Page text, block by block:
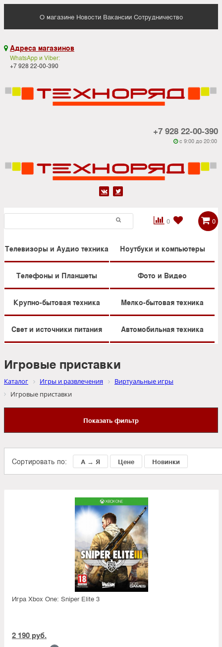
О магазине Новости Вакансии Сотрудничество
 Адреса магазинов
WhatsApp и Viber:
+7 928 22-00-390
+7 928 22-00-390
 c 9:00 до 20:00
 
0

 0
Телевизоры и Аудио техника Ноутбуки и компьютеры
Телефоны и Планшеты Фото и Видео
Крупно-бытовая техника Мелко-бытовая техника
Свет и источники питания Автомобильная техника
Игровые приставки
Каталог Игры и развлечения
Виртуальные игры
Игровые приставки
Показать фильтр
Сортировать по: А → Я Цене Новинки
Игра Xbox One: Sniper Elite 3
2 190 руб.